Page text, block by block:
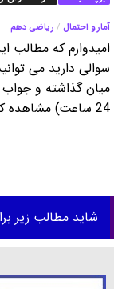
آمار و احتمال / ریاضی دهم
امیدوارم که مطالب
سوالی دارید می
میان گذاشته و
24 ساعت) مشاهده کنید.
شاید مطالب زیر